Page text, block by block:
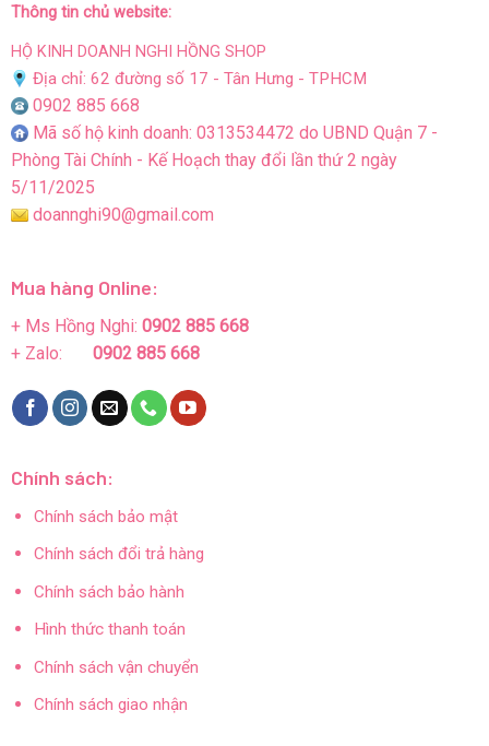
Thông tin chủ website:
HỘ KINH DOANH NGHI HỒNG SHOP
Địa chỉ: 62 đường số 17 - Tân Hưng - TPHCM
0902 885 668
Mã số hộ kinh doanh: 0313534472 do UBND Quận 7 -
Phòng Tài Chính - Kế Hoạch thay đổi lần thứ 2 ngày
5/11/2025
doannghi90@gmail.com
Mua hàng Online:
+ Ms Hồng Nghi: 0902 885 668
+ Zalo: 0902 885 668
Chính sách:
Chính sách bảo mật
Chính sách đổi trả hàng
Chính sách bảo hành
Hình thức thanh toán
Chính sách vận chuyển
Chính sách giao nhận